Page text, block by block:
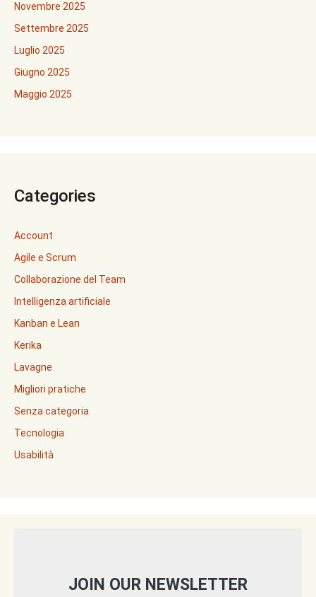
Novembre 2025
Settembre 2025
Luglio 2025
Giugno 2025
Maggio 2025
Categories
Account
Agile e Scrum
Collaborazione del Team
Intelligenza artificiale
Kanban e Lean
Kerika
Lavagne
Migliori pratiche
Senza categoria
Tecnologia
Usabilità
JOIN OUR NEWSLETTER